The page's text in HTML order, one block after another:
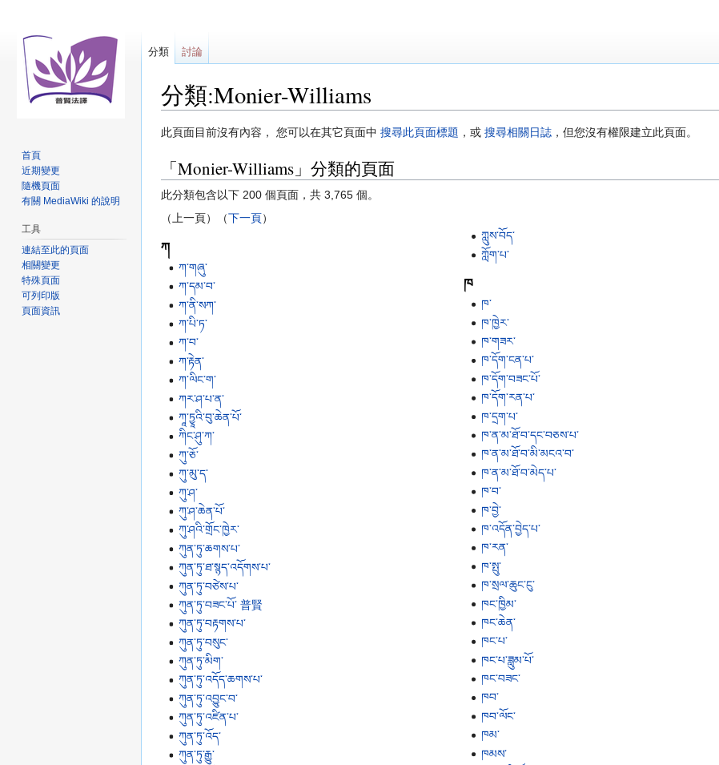
分類:Monier-Williams
跳
導
覽
跳
搜
尋
此頁面目前沒有內容， 您可以在其它頁面中 搜尋此頁面標題 ，或 搜尋相關日誌 ，但您沒有權限建立此頁面。
「Monier-Williams」分類的頁面
此分類包含以下 200 個頁面，共 3,765 個。
（上一頁）（下一頁）
ཀ
ཀ་གཞུ་
ཀ་དམ་བ་
ཀ་ནི་སཀ་
ཀ་པི་ཏ་
ཀ་བ་
ཀ་རྟེན་
ཀ་ལིང་ག་
ཀར་ཤ་པ་ན་
ཀཱ་ཏྱཱའི་བུ་ཆེན་པོ་
ཀིང་ཤུ་ཀ་
ཀུ་ཅོ་
ཀུ་མུ་ད་
ཀུ་ཤ་
ཀུ་ཤ་ཆེན་པོ་
ཀུ་ཤའི་གྲོང་ཁྱེར་
ཀུན་ཏུ་ཆགས་པ་
ཀུན་ཏུ་ཐ་སྙད་འདོགས་པ་
ཀུན་ཏུ་བཙེས་པ་
ཀུན་ཏུ་བཟང་པོ་ 普賢
ཀུན་ཏུ་བརྟགས་པ་
ཀུན་ཏུ་བསུང་
ཀུན་ཏུ་མིག་
ཀུན་ཏུ་འདོད་ཆགས་པ་
ཀུན་ཏུ་འབྱུང་བ་
ཀུན་ཏུ་འཛིན་པ་
ཀུན་ཏུ་འོད་
ཀུན་ཏུ་རྒྱུ་
ཀླུས་བོད་
ཀློག་པ་
ཁ
ཁ་
ཁ་ཁྱེར་
ཁ་གཟར་
ཁ་དོག་ངན་པ་
ཁ་དོག་བཟང་པོ་
ཁ་དོག་རན་པ་
ཁ་དྲག་པ་
ཁ་ན་མ་ཐོ་བ་དང་བཅས་པ་
ཁ་ན་མ་ཐོ་བ་མི་མངའ་བ་
ཁ་ན་མ་ཐོ་བ་མེད་པ་
ཁ་བ་
ཁ་བྱེ་
ཁ་འདོན་བྱེད་པ་
ཁ་རན་
ཁ་སྤུ་
ཁ་སྲལ་ཆུང་ངུ་
ཁང་ཁྱིམ་
ཁང་ཆེན་
ཁང་པ་
ཁང་པ་ཟླུམ་པོ་
ཁང་བཟང་
ཁབ་
ཁབ་ལོང་
ཁམ་
ཁམས་
分類 討論
首頁
近期變更
隨機頁面
有關 MediaWiki 的說明
工具
連結至此的頁面
相關變更
特殊頁面
可列印版
頁面資訊